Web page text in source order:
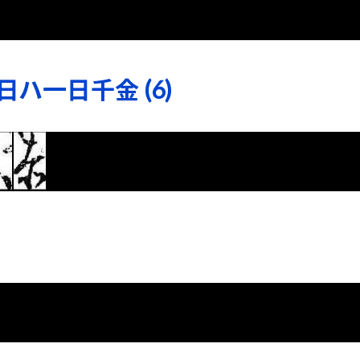
ハ一日千金 (6)